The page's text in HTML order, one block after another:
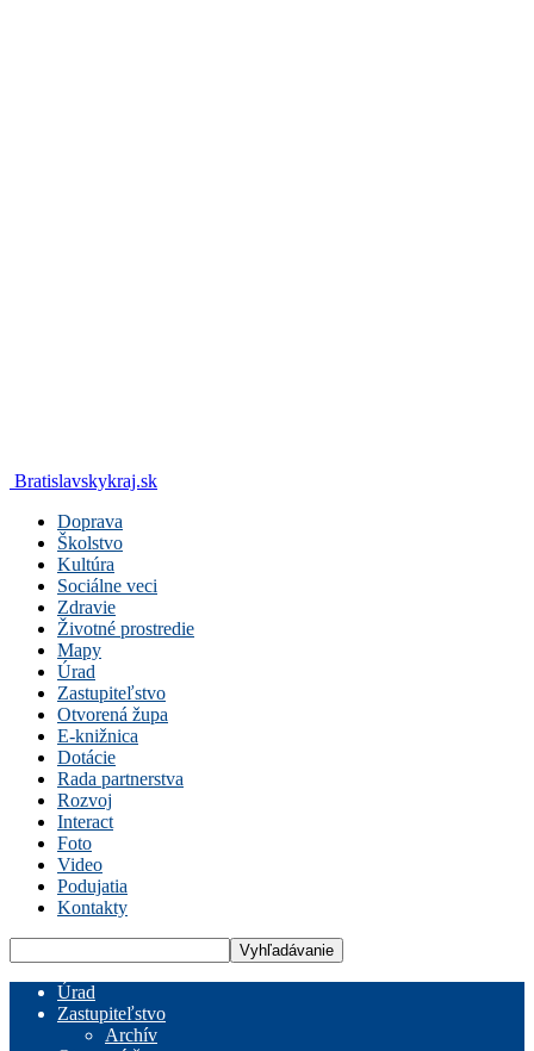
Bratislavskykraj.sk
Doprava
Školstvo
Kultúra
Sociálne veci
Zdravie
Životné prostredie
Mapy
Úrad
Zastupiteľstvo
Otvorená župa
E-knižnica
Dotácie
Rada partnerstva
Rozvoj
Interact
Foto
Video
Podujatia
Kontakty
Úrad
Zastupiteľstvo
Archív